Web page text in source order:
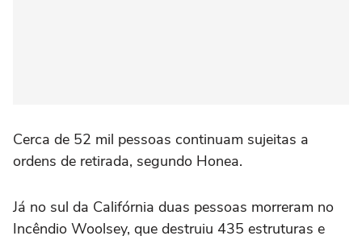
Cerca de 52 mil pessoas continuam sujeitas a
ordens de retirada, segundo Honea.
Já no sul da Califórnia duas pessoas morreram no
Incêndio Woolsey, que destruiu 435 estruturas e